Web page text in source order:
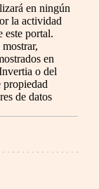
en ningún
la actividad
este portal.
en
o del
propiedad
de datos